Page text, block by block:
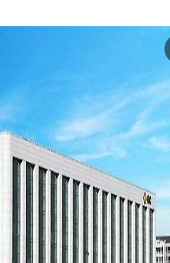
이
확